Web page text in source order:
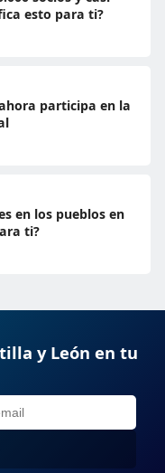
esto para ti?
participa en la
en los pueblos en
ti?
y León en tu